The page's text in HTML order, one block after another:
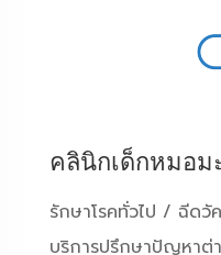
คลินิกเด็กหมอม
รักษาโรคทั่วไป / ฉีด
บริการปรึกษาปัญหาต่